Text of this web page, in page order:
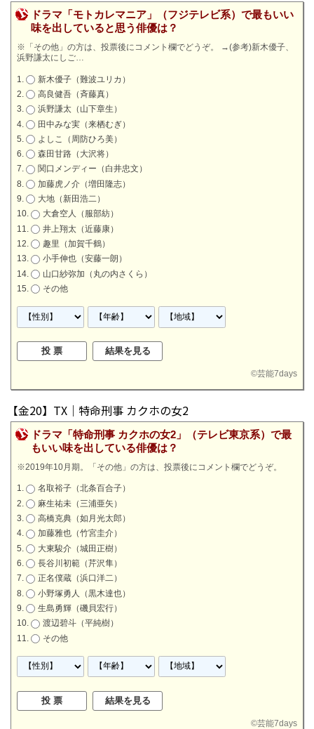
ドラマ「モトカレマニア」（フジテレビ系）で最もいい
味を出していると思う俳優は？
※「その他」の方は、投票後にコメント欄でどうぞ。 →(参考)新木優子、
浜野謙太にしご…
新木優子（難波ユリカ）
高良健吾（斉藤真）
浜野謙太（山下章生）
田中みな実（来栖むぎ）
よしこ（周防ひろ美）
森田甘路（大沢将）
関口メンディー（白井忠文）
加藤虎ノ介（増田隆志）
大地（新田浩二）
大倉空人（服部紡）
井上翔太（近藤康）
趣里（加賀千鶴）
小手伸也（安藤一朗）
山口紗弥加（丸の内さくら）
その他
©芸能7days
【金20】TX｜特命刑事 カクホの女2
ドラマ「特命刑事 カクホの女2」（テレビ東京系）で最
もいい味を出している俳優は？
※2019年10月期。「その他」の方は、投票後にコメント欄でどうぞ。
名取裕子（北条百合子）
麻生祐未（三浦亜矢）
高橋克典（如月光太郎）
加藤雅也（竹宮圭介）
大東駿介（城田正樹）
長谷川初範（芹沢隼）
正名僕蔵（浜口洋二）
小野塚勇人（黒木達也）
生島勇輝（磯貝宏行）
渡辺碧斗（平純樹）
その他
©芸能7days